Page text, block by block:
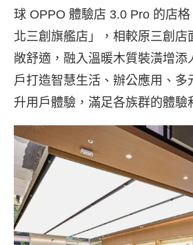
球 OPPO 體驗店 3.0 Pro 的店
北三創旗艦店」，相較原三創店
敞舒適，融入溫暖木質裝潢增添
戶打造智慧生活、辦公應用、多
升用戶體驗，滿足各族群的體驗